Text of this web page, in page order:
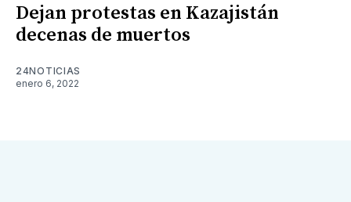
Dejan protestas en Kazajistán
decenas de muertos
24NOTICIAS
enero 6, 2022